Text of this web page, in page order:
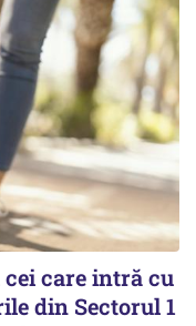
care intră cu
din Sectorul 1